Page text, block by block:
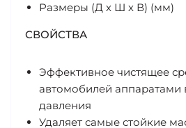
Размеры (Д х Ш х В) (мм)
СВОЙСТВА
Эффективное чистящее
автомобилей аппаратами
давления
Удаляет самые стойкие